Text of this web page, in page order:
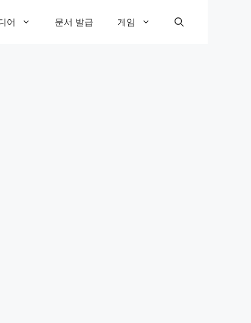
어 문서 발급 게임